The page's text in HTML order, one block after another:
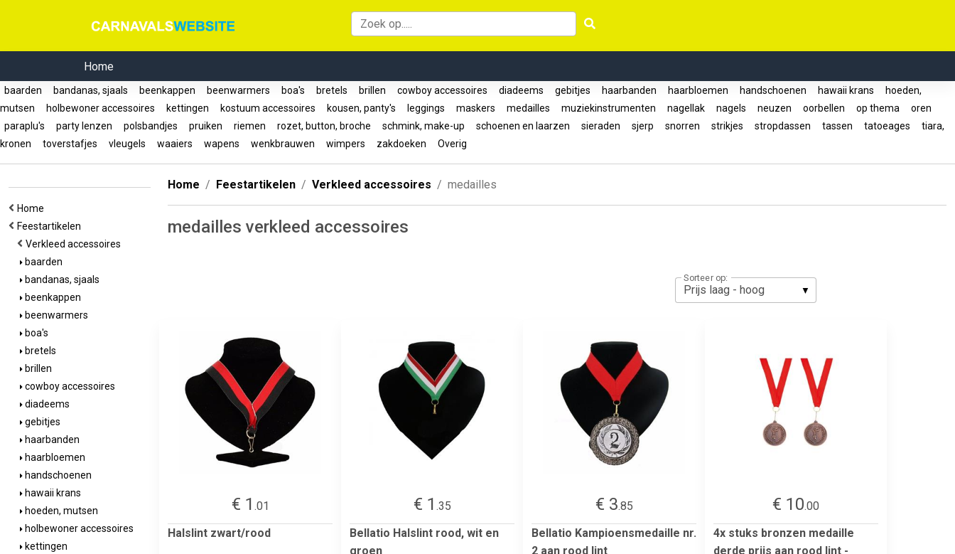
Home
baarden bandanas, sjaals beenkappen beenwarmers boa's bretels brillen cowboy accessoires diadeems gebitjes haarbanden haarbloemen handschoenen hawaii krans
hoeden,
mutsen
holbewoner accessoires kettingen kostuum accessoires kousen, panty's leggings maskers medailles muziekinstrumenten nagellak nagels neuzen oorbellen op thema
oren
paraplu's
party lenzen polsbandjes pruiken riemen rozet, button, broche schmink, make-up schoenen en laarzen sieraden sjerp snorren strikjes stropdassen tassen tatoeages
tiara,
kronen
toverstafjes vleugels waaiers wapens wenkbrauwen wimpers zakdoeken Overig
Home
Feestartikelen
Verkleed accessoires
baarden
bandanas, sjaals
beenkappen
beenwarmers
boa's
bretels
brillen
cowboy accessoires
diadeems
gebitjes
haarbanden
haarbloemen
handschoenen
hawaii krans
hoeden, mutsen
holbewoner accessoires
kettingen
Home Feestartikelen Verkleed accessoires medailles
medailles verkleed accessoires
Sorteer op:
€ 1 .01
Halslint zwart/rood
€ 1 .35
Bellatio Halslint rood, wit en
groen
€ 3.85
Bellatio Kampioensmedaille nr.
2 aan rood lint
€ 10.00
4x stuks bronzen medaille
derde prijs aan rood lint -